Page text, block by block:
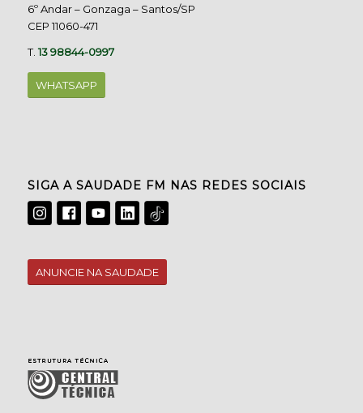
6º Andar – Gonzaga – Santos/SP
CEP 11060-471
T.13 98844-0997
WHATSAPP
SIGA A SAUDADE FM NAS REDES SOCIAIS
ANUNCIE NA SAUDADE